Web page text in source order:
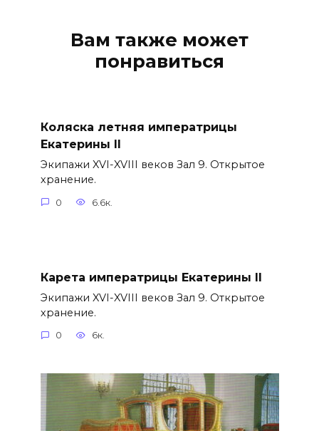
Вам также может
понравиться
Коляска летняя императрицы
Екатерины II
Экипажи XVI-XVIII веков Зал 9. Открытое
хранение.
0 6.6к.
Карета императрицы Екатерины II
Экипажи XVI-XVIII веков Зал 9. Открытое
хранение.
0 6к.